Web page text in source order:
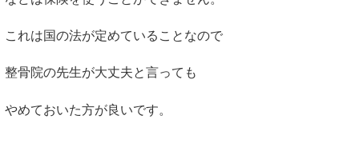
これは国の法が定めていることなので
整骨院の先生が大丈夫と言っても
やめておいた方が良いです。